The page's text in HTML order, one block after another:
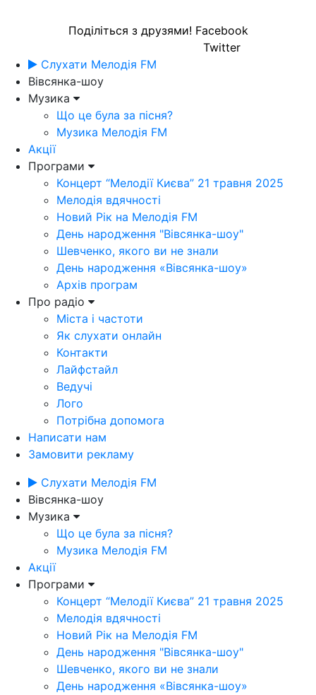
Поділіться з друзями! Facebook
Twitter
Слухати Мелодія FM
Вівсянка-шоу
Музика
Що це була за пісня?
Музика Мелодія FM
Акції
Програми
Концерт “Мелодії Києва” 21 травня 2025
Мелодія вдячності
Новий Рік на Мелодія FM
День народження "Вівсянка-шоу"
Шевченко, якого ви не знали
День народження «Вівсянка-шоу»
Архів програм
Про радіо
Міста і частоти
Як слухати онлайн
Контакти
Лайфстайл
Ведучі
Лого
Потрібна допомога
Написати нам
Замовити рекламу
Слухати Мелодія FM
Вівсянка-шоу
Музика
Що це була за пісня?
Музика Мелодія FM
Акції
Програми
Концерт “Мелодії Києва” 21 травня 2025
Мелодія вдячності
Новий Рік на Мелодія FM
День народження "Вівсянка-шоу"
Шевченко, якого ви не знали
День народження «Вівсянка-шоу»